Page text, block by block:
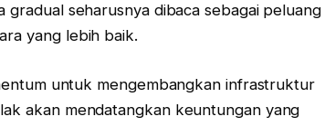
seharusnya dibaca sebagai peluang
yang lebih baik.
untuk mengembangkan infrastruktur
akan mendatangkan keuntungan yang